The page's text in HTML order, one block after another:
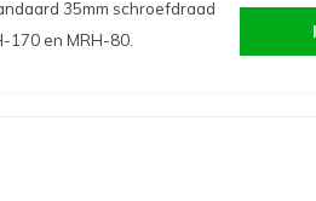
35mm schroefdraad
170 en MRH-80.